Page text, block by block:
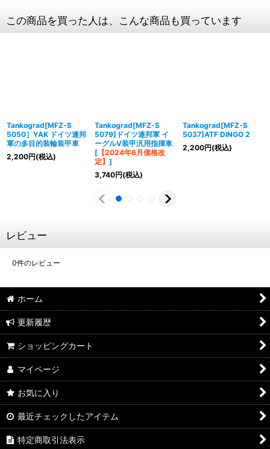
この商品を買った人は、こんな商品も買っています
Tankograd[MFZ-S
5050］YAK ドイツ連邦
軍の多目的装輪装甲車
2,200円(税込)
Tankograd[MFZ-S
5079]ドイツ連邦軍 イ
ーグルV装甲汎用指揮車
[ 【2024年6月価格改
定】 ]
3,740円(税込)
Tankograd[MFZ-S
5037]ATF DINGO 2
2,200円(税込)
レビュー
0件のレビュー
ホーム
更新履歴
ショッピングカート
マイページ
お気に入り
最近チェックしたアイテム
特定商取引法表示